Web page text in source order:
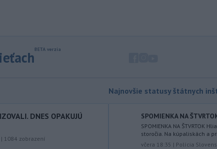
hydrometeorologického ústavu
(SHMÚ) vo štvrtok opäť zaznamenali
vzduchu. V Dolných Plachtinciach v
okrese Veľký Krtíš dosiahla teplota
popoludní 42 stupňov Celzia.
DNES OPAKUJÚ
| 1084 zobrazení
Najnovšie statusy štátnych
SPOMIENKA NA
SPOMIENKA NA ŠTVRTOK
storočia. Na kúpaliskách a
včera 18:35 | Polícia